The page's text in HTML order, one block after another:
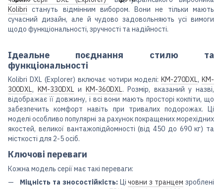
Kolibri стануть відмінним вибором. Вони не тільки мають
сучасний дизайн, але й чудово задовольняють усі вимоги
щодо функціональності, зручності та надійності.
Ідеальне поєднання стилю та
функціональності
Kolibri DXL (Explorer) включає чотири моделі: KM-270DXL,KM-
300DXL, KM-330DXLи KM-360DXL. Розмір, вказаний у назві,
відображає її довжину, і всі вони мають просторі кокпіти, що
забезпечить комфорт навіть при тривалих подорожах. Ці
моделі особливо популярні за рахунок покращених морехідних
якостей, великої вантажопідйомності (від 450 до 690 кг) та
місткості для 2-5 осіб.
Ключові переваги
Кожна модель серії має такі переваги:
Міцність та зносостійкість:Цічовни з транцем зроблені